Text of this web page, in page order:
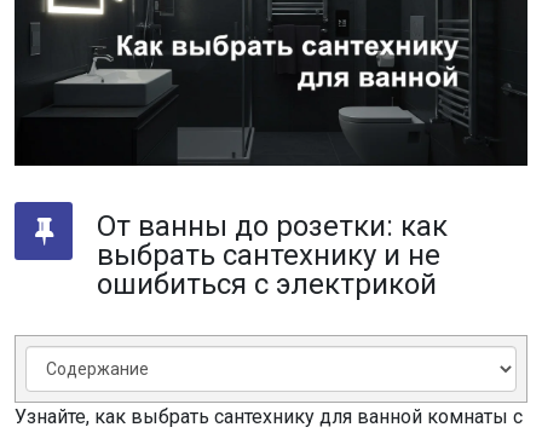
От ванны до розетки: как
выбрать сантехнику и не
ошибиться с электрикой
Узнайте, как выбрать сантехнику для ванной комнаты с